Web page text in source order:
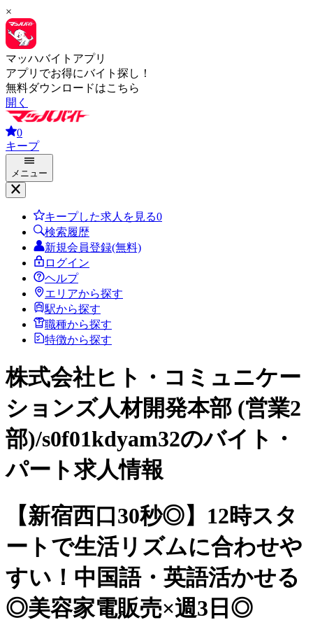
×
マッハバイトアプリ
アプリでお得にバイト探し！
無料ダウンロードはこちら
開く
0
キープ
メニュー
キープした求人を見る0
検索履歴
新規会員登録(無料)
ログイン
ヘルプ
エリアから探す
駅から探す
職種から探す
特徴から探す
株式会社ヒト・コミュニケー
ションズ人材開発本部 (営業2
部)/s0f01kdyam32のバイト・
パート求人情報
【新宿西口30秒◎】12時スタ
ートで生活リズムに合わせや
すい！中国語・英語活かせる
◎美容家電販売×週3日◎